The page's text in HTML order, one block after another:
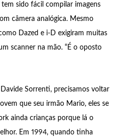
sido fácil compilar imagens
câmera analógica. Mesmo
Dazed e i-D exigiram muitas
scanner na mão. “É o oposto
Sorrenti, precisamos voltar
que seu irmão Mario, eles se
ainda crianças porque lá o
Em 1994, quando tinha